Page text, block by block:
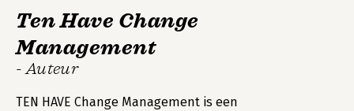
Ten Have Change
Management
- Auteur
TEN HAVE Change Management is een